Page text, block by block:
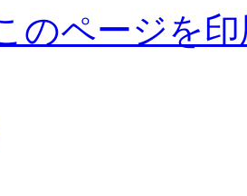
のページを